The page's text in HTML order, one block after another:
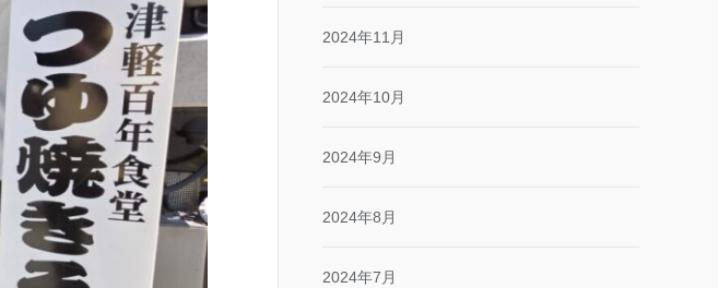
2024年11月
2024年10月
2024年9月
2024年8月
2024年7月